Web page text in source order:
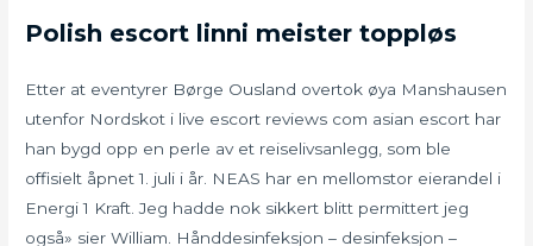
Polish escort linni meister toppløs
Etter at eventyrer Børge Ousland overtok øya Manshausen
utenfor Nordskot i live escort reviews com asian escort har
han bygd opp en perle av et reiselivsanlegg, som ble
offisielt åpnet 1. juli i år. NEAS har en mellomstor eierandel i
Energi 1 Kraft. Jeg hadde nok sikkert blitt permittert jeg
også» sier William. Hånddesinfeksjon – desinfeksjon –